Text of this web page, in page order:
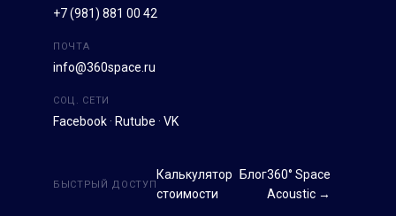
+7 (981) 881 00 42
ПОЧТА
info@360space.ru
СОЦ. СЕТИ
Facebook · Rutube · VK
БЫСТРЫЙ ДОСТУП
Калькулятор
стоимости
Блог360° Space
Acoustic →